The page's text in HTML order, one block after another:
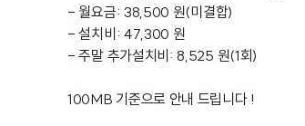
- 월요금: 38,500 원(미결합)
- 설치비: 47,300 원
- 주말 추가설치비: 8,525 원(1회)
100MB 기준으로 안내 드립니다 !